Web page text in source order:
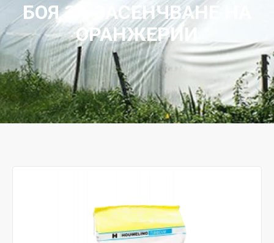
БОЯ ЗА ЗАСЕНЧВАНЕ НА
ОРАНЖЕРИИ